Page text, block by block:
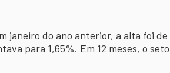
janeiro do ano anterior, a alta foi
para 1,65%. Em 12 meses, o